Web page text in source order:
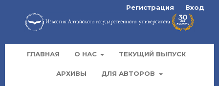
ГЛАВНАЯ О НАС ТЕКУЩИЙ ВЫПУСК
АРХИВЫ ДЛЯ АВТОРОВ
Регистрация Вход